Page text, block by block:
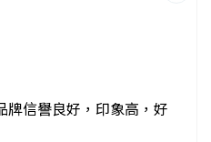
牌信譽良好，印象高，好